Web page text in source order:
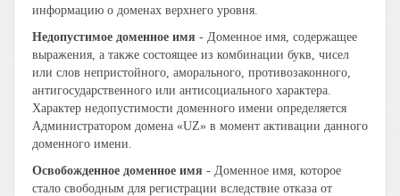
информацию о доменах верхнего уровня.
Недопустимое доменное имя - Доменное имя, содержащее
выражения, а также состоящее из комбинации букв, чисел
или слов непристойного, аморального, противозаконного,
антигосударственного или антисоциального характера.
Характер недопустимости доменного имени определяется
Администратором домена «UZ» в момент активации данного
доменного имени.
Освобожденное доменное имя - Доменное имя, которое
стало свободным для регистрации вследствие отказа от